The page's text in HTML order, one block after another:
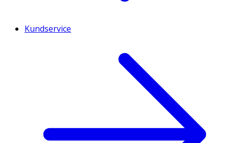
Kundservice